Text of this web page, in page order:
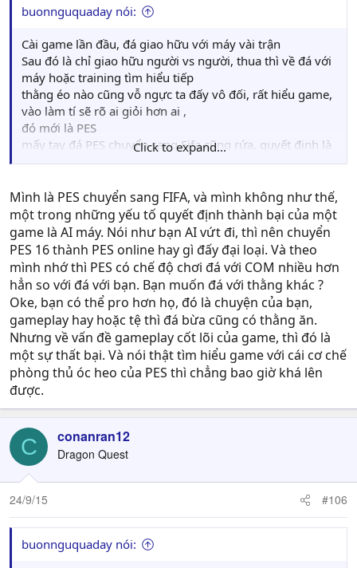
buonnguquaday nói:
Cài game lần đầu, đá giao hữu với máy vài trận
Sau đó là chỉ giao hữu người vs người, thua thì về đá với
máy hoặc training tìm hiểu tiếp
thằng éo nào cũng vỗ ngực ta đấy vô đối, rất hiểu game,
vào làm tí sẽ rõ ai giỏi hơn ai ,
đó mới là PES
mấy tay đá PES chuyển sang Fifa cũng rứa, quyết định là
ở offline người vs người
Click to expand...
Mình là PES chuyển sang FIFA, và mình không như thế,
một trong những yếu tố quyết định thành bại của một
game là AI máy. Nói như bạn AI vứt đi, thì nên chuyển
PES 16 thành PES online hay gì đấy đại loại. Và theo
mình nhớ thì PES có chế độ chơi đá với COM nhiều hơn
hẳn so với đá với bạn. Bạn muốn đá với thằng khác ?
Oke, bạn có thể pro hơn họ, đó là chuyện của bạn,
gameplay hay hoặc tệ thì đá bừa cũng có thằng ăn.
Nhưng về vấn đề gameplay cốt lõi của game, thì đó là
một sự thất bại. Và nói thật tìm hiểu game với cái cơ chế
phòng thủ óc heo của PES thì chẳng bao giờ khá lên
được.
C conanran12
Dragon Quest
24/9/15 #106
buonnguquaday nói: